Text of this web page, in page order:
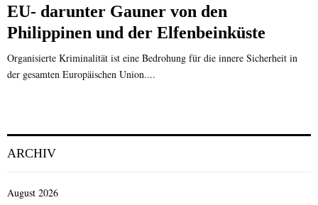
EU- darunter Gauner von den
Philippinen und der Elfenbeinküste
Organisierte Kriminalität ist eine Bedrohung für die innere Sicherheit in
der gesamten Europäischen Union....
ARCHIV
August 2026